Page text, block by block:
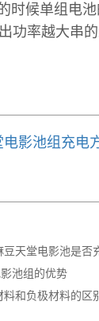
单组电池
率越大串的
影池组充电
天堂电影池是否
池组的优势
和负极材料的区